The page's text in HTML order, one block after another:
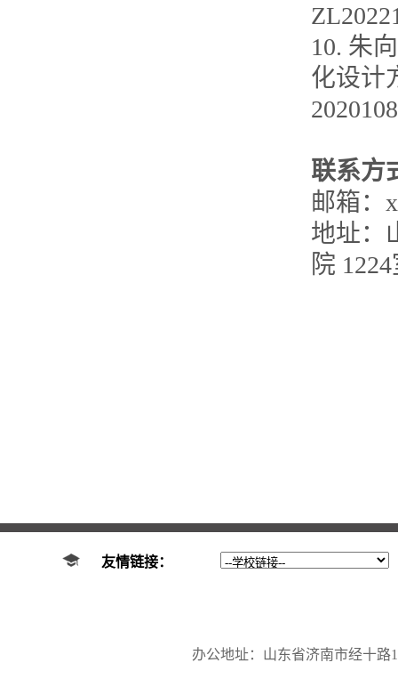
10. 朱
化设计
联系方
邮箱：
地址：
院
友情链接：
办公地址：山东省济南市经十路